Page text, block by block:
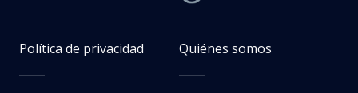
Política de privacidad Quiénes somos